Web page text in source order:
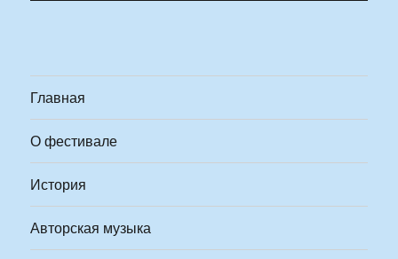
Главная
О фестивале
История
Авторская музыка